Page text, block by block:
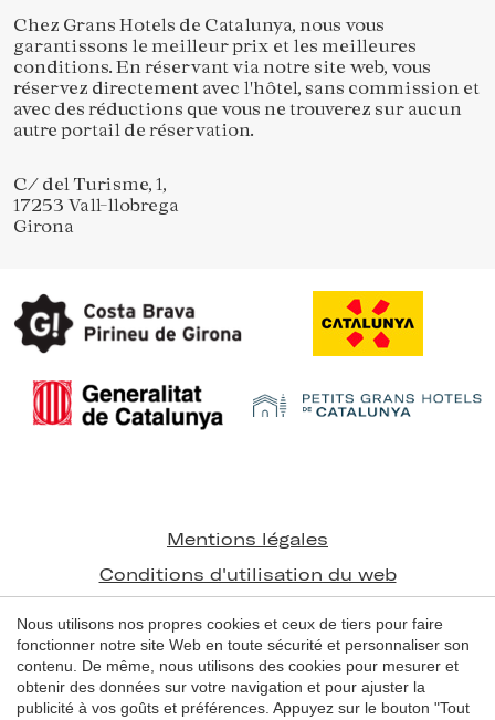
Chez Grans Hotels de Catalunya, nous vous
garantissons le meilleur prix et les meilleures
conditions. En réservant via notre site web, vous
réservez directement avec l'hôtel, sans commission et
avec des réductions que vous ne trouverez sur aucun
autre portail de réservation.
C/ del Turisme, 1,
17253 Vall-llobrega
Girona
Mentions légales
Conditions d'utilisation du web
© 1998 - 2026
Grans Hotels de Catalunya
Nous utilisons nos propres cookies et ceux de tiers pour faire
fonctionner notre site Web en toute sécurité et personnaliser son
contenu. De même, nous utilisons des cookies pour mesurer et
obtenir des données sur votre navigation et pour ajuster la
publicité à vos goûts et préférences. Appuyez sur le bouton "Tout
Enregistrer les paramètres Tout accepter